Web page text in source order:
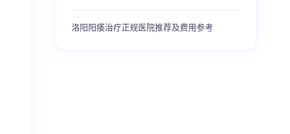
洛阳阳痿治疗正规医院推荐及费用参考